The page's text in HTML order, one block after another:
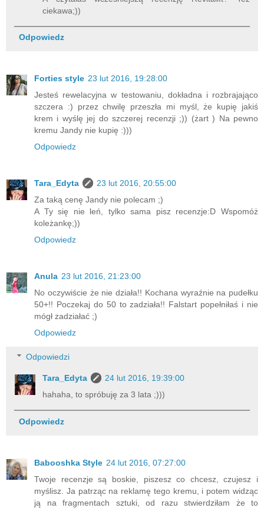
ciekawa;))
Odpowiedz
Forties style 23 lut 2016, 19:28:00
Jesteś rewelacyjna w testowaniu, dokładna i rozbrajająco
szczera :) przez chwilę przeszła mi myśl, że kupię jakiś
krem i wyślę jej do szczerej recenzji ;)) (żart ) Na pewno
kremu Jandy nie kupię :)))
Odpowiedz
Tara_Edyta
23 lut 2016, 20:55:00
Za taką cenę Jandy nie polecam ;)
A Ty się nie leń, tylko sama pisz recenzje:D Wspomóż
koleżankę;))
Odpowiedz
Anula 23 lut 2016, 21:23:00
No oczywiście że nie działa!! Kochana wyraźnie na pudełku
50+!! Poczekaj do 50 to zadziała!! Falstart popełniłaś i nie
mógł zadziałać ;)
Odpowiedz
Odpowiedzi
Tara_Edyta
24 lut 2016, 19:39:00
hahaha, to spróbuję za 3 lata ;)))
Odpowiedz
Babooshka Style 24 lut 2016, 07:27:00
Twoje recenzje są boskie, piszesz co chcesz, czujesz i
myślisz. Ja patrząc na reklamę tego kremu, i potem widząc
ją na fragmentach sztuki, od razu stwierdziłam że to